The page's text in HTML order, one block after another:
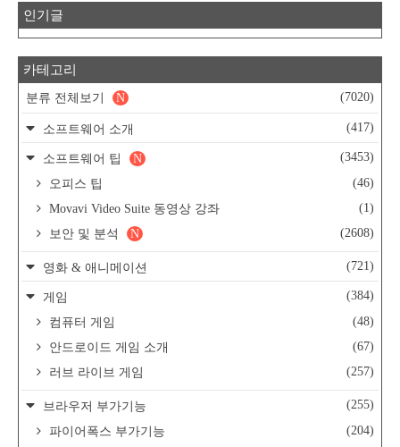
인기글
카테고리
분류 전체보기 (7020)
N
소프트웨어 소개 (417)
소프트웨어 팁 (3453)
N
오피스 팁
(46)
Movavi Video Suite 동영상 강좌
(1)
보안 및 분석
(2608)
N
영화 & 애니메이션 (721)
게임
(384)
컴퓨터 게임
(48)
안드로이드 게임 소개
(67)
러브 라이브 게임
(257)
브라우저 부가기능
(255)
파이어폭스 부가기능
(204)